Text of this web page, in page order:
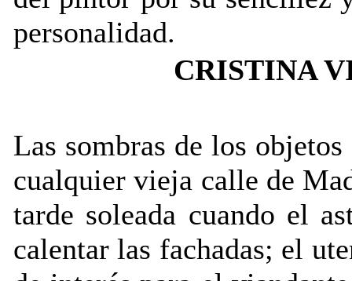
personalidad.
CRISTINA
Las sombras de los
cualquier vieja calle de
tarde soleada cuando el
calentar las fachadas; el